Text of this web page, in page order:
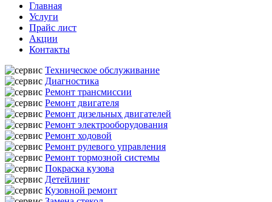
Главная
Услуги
Прайс лист
Акции
Контакты
Техническое обслуживание
Диагностика
Ремонт трансмиссии
Ремонт двигателя
Ремонт дизельных двигателей
Ремонт электрооборудования
Ремонт ходовой
Ремонт рулевого управления
Ремонт тормозной системы
Покраска кузова
Детейлинг
Кузовной ремонт